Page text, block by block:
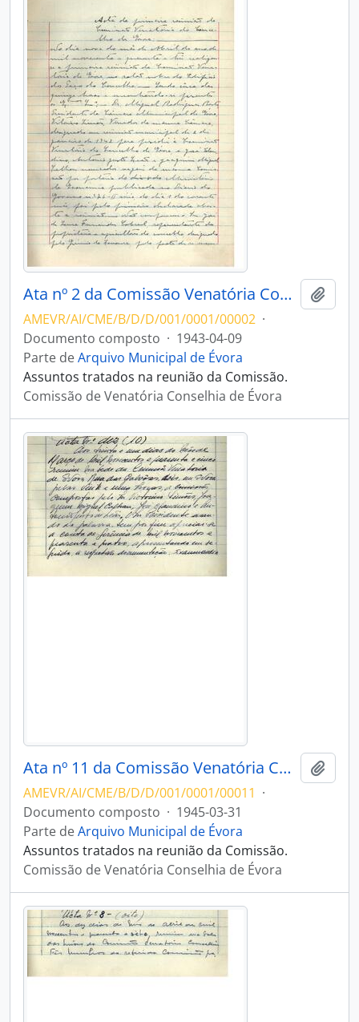
Ata nº 2 da Comissão Venatória Conselhia de Évora
AMEVR/AI/CME/B/D/D/001/0001/00002 ·
Documento composto · 1943-04-09
Parte deArquivo Municipal de Évora
Assuntos tratados na reunião da Comissão.
Comissão de Venatória Conselhia de Évora
Ata nº 11 da Comissão Venatória Conselhia de Évora
AMEVR/AI/CME/B/D/D/001/0001/00011 ·
Documento composto · 1945-03-31
Parte deArquivo Municipal de Évora
Assuntos tratados na reunião da Comissão.
Comissão de Venatória Conselhia de Évora